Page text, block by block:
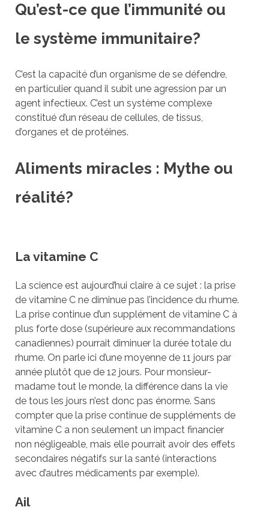
Qu’est-ce que l’immunité ou
le système immunitaire?
C’est la capacité d’un organisme de se défendre,
en particulier quand il subit une agression par un
agent infectieux. C’est un système complexe
constitué d’un réseau de cellules, de tissus,
d’organes et de protéines.
Aliments miracles : Mythe ou
réalité?
La vitamine C
La science est aujourd’hui claire à ce sujet : la prise
de vitamine C ne diminue pas l’incidence du rhume.
La prise continue d’un supplément de vitamine C à
plus forte dose (supérieure aux recommandations
canadiennes) pourrait diminuer la durée totale du
rhume. On parle ici d’une moyenne de 11 jours par
année plutôt que de 12 jours. Pour monsieur-
madame tout le monde, la différence dans la vie
de tous les jours n’est donc pas énorme. Sans
compter que la prise continue de suppléments de
vitamine C a non seulement un impact financier
non négligeable, mais elle pourrait avoir des effets
secondaires négatifs sur la santé (interactions
avec d’autres médicaments par exemple).
Ail